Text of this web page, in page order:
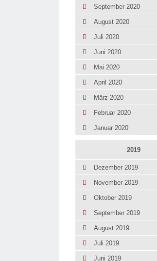
September 2020
August 2020
Juli 2020
Juni 2020
Mai 2020
April 2020
März 2020
Februar 2020
Januar 2020
2019
Dezember 2019
November 2019
Oktober 2019
September 2019
August 2019
Juli 2019
Juni 2019